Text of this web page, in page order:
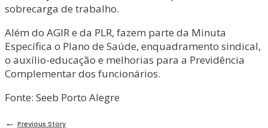
sobrecarga de trabalho.
Além do AGIR e da PLR, fazem parte da Minuta
Específica o Plano de Saúde, enquadramento sindical,
o auxílio-educação e melhorias para a Previdência
Complementar dos funcionários.
Fonte: Seeb Porto Alegre
← Previous Story